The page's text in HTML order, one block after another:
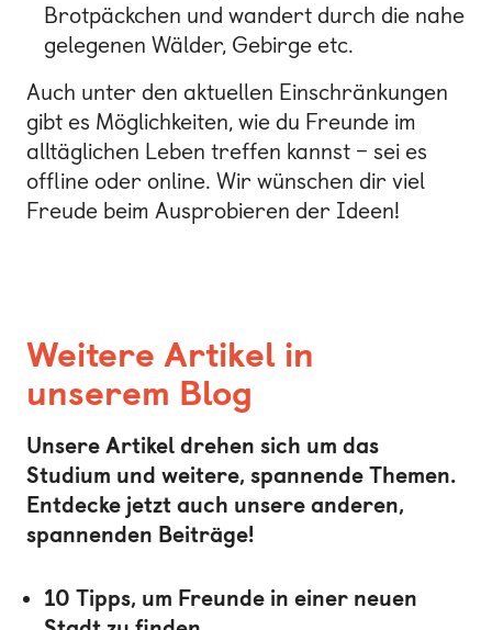
Brotpäckchen und wandert durch die nahe
gelegenen Wälder, Gebirge etc.
Auch unter den aktuellen Einschränkungen
gibt es Möglichkeiten, wie du Freunde im
alltäglichen Leben treffen kannst – sei es
offline oder online. Wir wünschen dir viel
Freude beim Ausprobieren der Ideen!
Weitere Artikel in
unserem Blog
Unsere Artikel drehen sich um das
Studium und weitere, spannende Themen.
Entdecke jetzt auch unsere anderen,
spannenden Beiträge!
10 Tipps, um Freunde in einer neuen